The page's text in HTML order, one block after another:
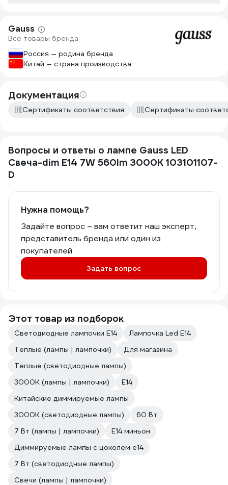
Gauss
Все товары бренда
Россия — родина бренда
Китай — страна производства
Документация
Сертификаты соответствия Сертификаты
Вопросы и ответы о лампе Gauss LED
Свеча-dim E14 7W 560lm 3000К 103101107-
D
Нужна помощь?
Задайте вопрос – вам ответит наш эксперт,
представитель бренда или один из
покупателей
Задать вопрос
Этот товар из подборок
Светодиодные лампочки E14
Лампочка Led E14
Теплые (лампы | лампочки)
Для магазина
Теплые (светодиодные лампы)
3000К (лампы | лампочки)
Е14
Китайские диммируемые лампы
3000К (светодиодные лампы)
60 Вт
7 Вт (лампы | лампочки)
E14 миньон
Диммируемые лампы с цоколем e14
7 Вт (светодиодные лампы)
Свечи (лампы | лампочки)